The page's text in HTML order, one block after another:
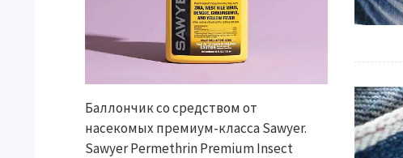
Баллончик со средством от
насекомых премиум-класса Sawyer.
Sawyer Permethrin Premium Insect